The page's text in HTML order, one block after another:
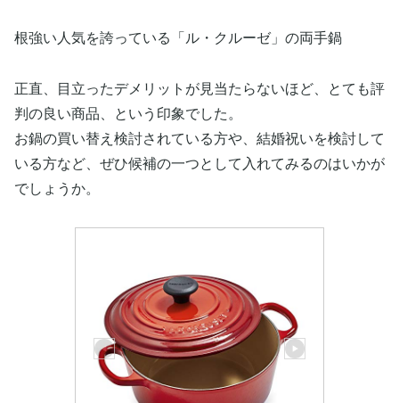
根強い人気を誇っている「ル・クルーゼ」の両手鍋
正直、目立ったデメリットが見当たらないほど、とても評
判の良い商品、という印象でした。
お鍋の買い替え検討されている方や、結婚祝いを検討して
いる方など、ぜひ候補の一つとして入れてみるのはいかが
でしょうか。